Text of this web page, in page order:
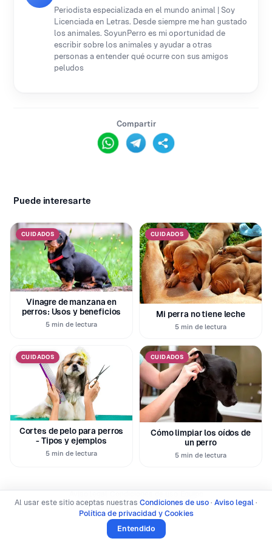
Periodista especializada en el mundo animal | Soy
Licenciada en Letras. Desde siempre me han gustado
los animales. SoyunPerro es mi oportunidad de
escribir sobre los animales y ayudar a otras
personas a entender qué ocurre con sus amigos
peludos
Compartir
Puede interesarte
CUIDADOS
Vinagre de manzana en
perros: Usos y beneficios
5 min de lectura
CUIDADOS
Mi perra no tiene leche
5 min de lectura
CUIDADOS
Cortes de pelo para perros
- Tipos y ejemplos
5 min de lectura
CUIDADOS
Cómo limpiar los oídos de
un perro
5 min de lectura
Política de privacidad y Cookies
© 2026 SoyUnPerro · Todos los derechos reservados
Al usar este sitio aceptas nuestras Condiciones de uso · Aviso legal ·
Política de privacidad y Cookies
Entendido